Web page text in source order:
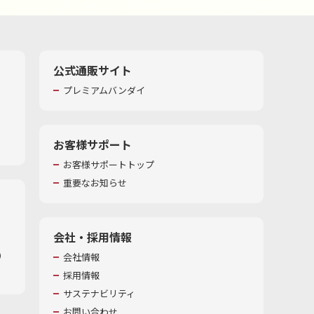
公式通販サイト
プレミアムバンダイ
お客様サポート
お客様サポートトップ
重要なお知らせ
会社・採用情報
会社情報
採用情報
サステナビリティ